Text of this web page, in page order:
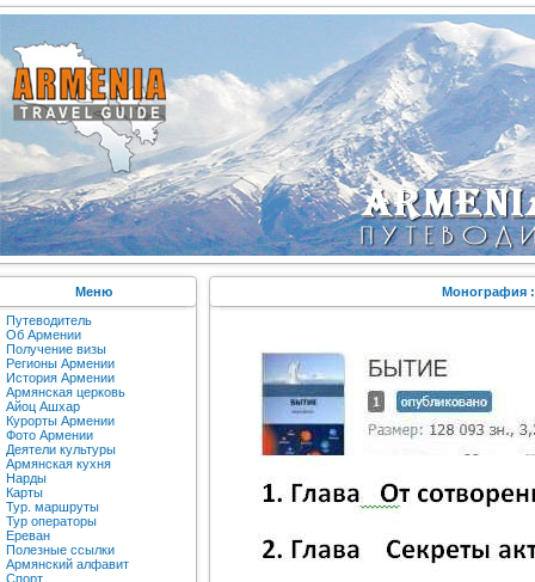
Меню
Путеводитель
Об Армении
Получение визы
Регионы Армении
История Армении
Армянская церковь
Айоц Ашхар
Курорты Армении
Фото Армении
Деятели культуры
Армянская кухня
Нарды
Карты
Тур. маршруты
Тур операторы
Ереван
Полезные ссылки
Армянский алфавит
Спорт
Монография